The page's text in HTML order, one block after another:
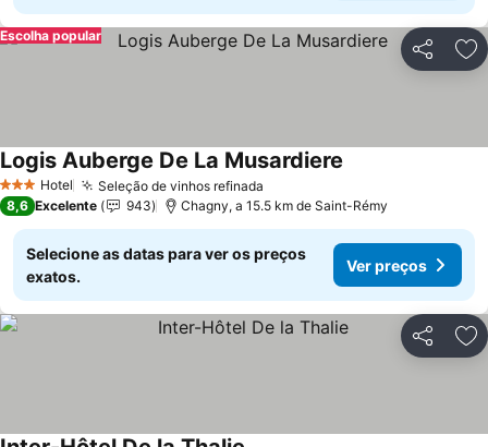
Partilhar
Escolha popular
3 EstrelasHotel Seleção de vinhos refinada
Logis Auberge De La Musardiere
8,6 Excelente 943 Chagny, a 15.5 km de Saint-Rémy
Selecione as datas para ver os preços
exatos.
Ver preços
Partilhar